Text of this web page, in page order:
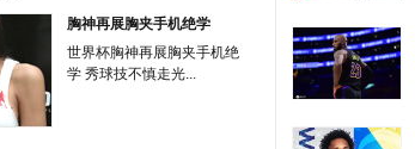
胸神再展胸夹手机绝学
世界杯胸神再展胸夹手机绝
学 秀球技不慎走光...